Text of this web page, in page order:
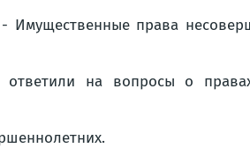
- Имущественные права
ответили на вопросы о